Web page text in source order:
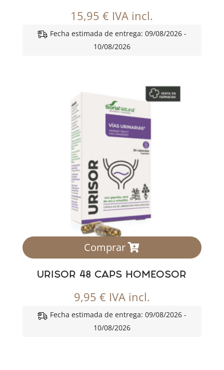
15,95€ IVA incl.
Fecha estimada de entrega: 09/08/2026 -
10/08/2026
Comprar
URISOR 48 CAPS HOMEOSOR
9,95 € IVA incl.
Fecha estimada de entrega: 09/08/2026 -
10/08/2026